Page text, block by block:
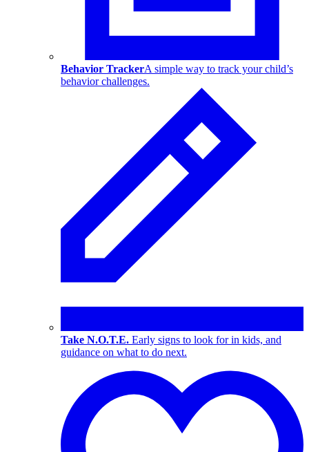
Behavior TrackerA simple way to track your child’s
behavior challenges.
Take N.O.T.E. Early signs to look for in kids, and
guidance on what to do next.